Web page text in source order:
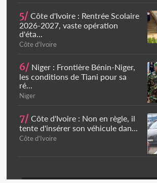
5/ Côte d'Ivoire : Rentrée Scolaire
2026-2027, vaste opération
d'éta...
Côte d'Ivoire
6/ Niger : Frontière Bénin-Niger,
les conditions de Tiani pour sa
ré...
Niger
7/ Côte d'Ivoire : Non en règle, il
tente d'insérer son véhicule dan...
Côte d'Ivoire